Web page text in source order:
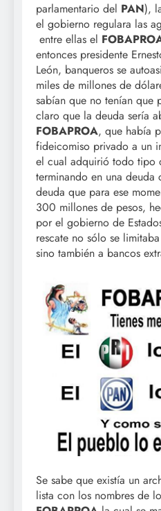
parlamentario del PAN),
el gobierno regulara las
entre ellas el
entonces presidente
León, banqueros se
miles de millones de
sabían que no tenían que
claro que la deuda sería
FOBAPROA, que había
fideicomiso privado a un
el cual adquirió todo tipo
terminando en una deuda
deuda que para ese
300 millones de pesos,
por el gobierno de
rescate no sólo se
sino también a bancos
Se sabe que existía un
lista con los nombres de